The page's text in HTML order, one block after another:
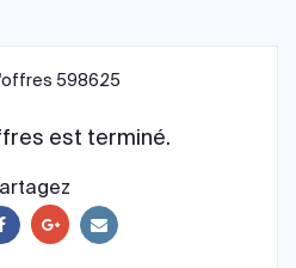
598625
est terminé.